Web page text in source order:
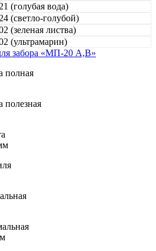
(голубая вода)
(светло-голубой)
(зеленая листва)
(ультрамарин)
забора «МП-20 A,B»
полная